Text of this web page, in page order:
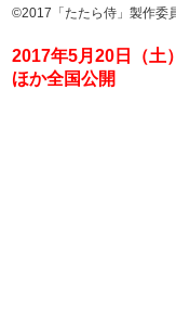
©2017「たたら侍」製作委
2017年5月20日（土
ほか全国公開